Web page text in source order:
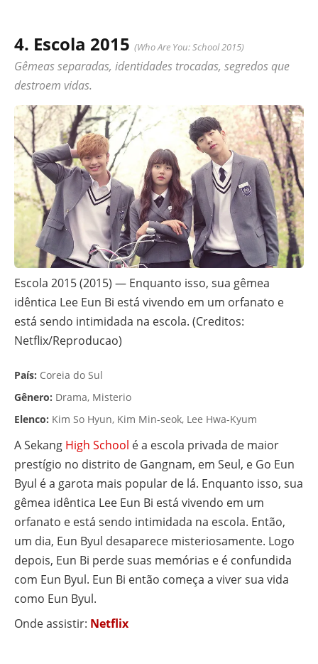
4. Escola 2015 (Who Are You: School 2015)
Gêmeas separadas, identidades trocadas, segredos que
destroem vidas.
Escola 2015 (2015) — Enquanto isso, sua gêmea
idêntica Lee Eun Bi está vivendo em um orfanato e
está sendo intimidada na escola. (Creditos:
Netflix/Reproducao)
País: Coreia do Sul
Gênero: Drama, Misterio
Elenco: Kim So Hyun, Kim Min-seok, Lee Hwa-Kyum
A Sekang High School é a escola privada de maior
prestígio no distrito de Gangnam, em Seul, e Go Eun
Byul é a garota mais popular de lá. Enquanto isso, sua
gêmea idêntica Lee Eun Bi está vivendo em um
orfanato e está sendo intimidada na escola. Então,
um dia, Eun Byul desaparece misteriosamente. Logo
depois, Eun Bi perde suas memórias e é confundida
com Eun Byul. Eun Bi então começa a viver sua vida
como Eun Byul.
Onde assistir: Netflix